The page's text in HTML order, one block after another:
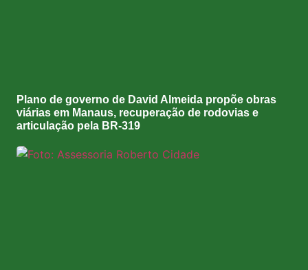
Plano de governo de David Almeida propõe obras
viárias em Manaus, recuperação de rodovias e
articulação pela BR-319